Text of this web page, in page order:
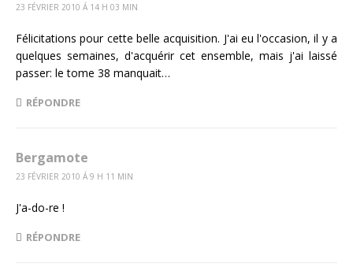
23 FÉVRIER 2010 Á 14 H 03 MIN
Félicitations pour cette belle acquisition. J'ai eu l'occasion, il y a
quelques semaines, d'acquérir cet ensemble, mais j'ai laissé
passer: le tome 38 manquait…
RÉPONDRE
Bergamote
23 FÉVRIER 2010 Á 9 H 11 MIN
J'a-do-re !
RÉPONDRE